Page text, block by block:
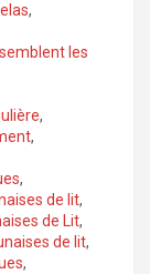
,
les
,
,
,
de lit,
de Lit,
de lit,
,